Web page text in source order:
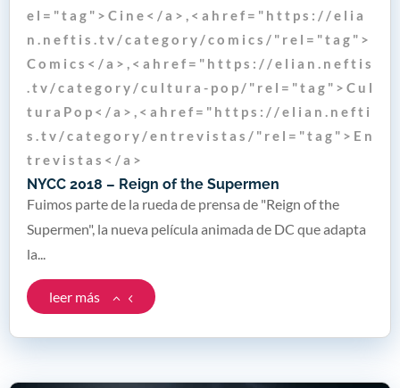
NYCC 2018 – Reign of the Supermen
e l = " t a g " > C i n e < / a > , < a h r e f = " h t t p s : / / e l i a
n . n e f t i s . t v / c a t e g o r y / c o m i c s / " r e l = " t a g " >
C o m i c s < / a > , < a h r e f = " h t t p s : / / e l i a n . n e f t i s
. t v / c a t e g o r y / c u l t u r a - p o p / " r e l = " t a g " > C u l
t u r a P o p < / a > , < a h r e f = " h t t p s : / / e l i a n . n e f t i
s . t v / c a t e g o r y / e n t r e v i s t a s / " r e l = " t a g " > E n
t r e v i s t a s < / a >
Fuimos parte de la rueda de prensa de "Reign of the
Supermen", la nueva película animada de DC que adapta
la...
leer más